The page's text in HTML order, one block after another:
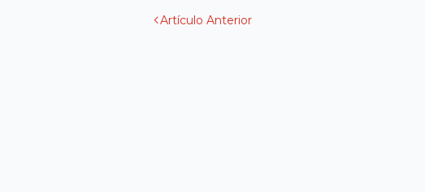
Artículo Anterior